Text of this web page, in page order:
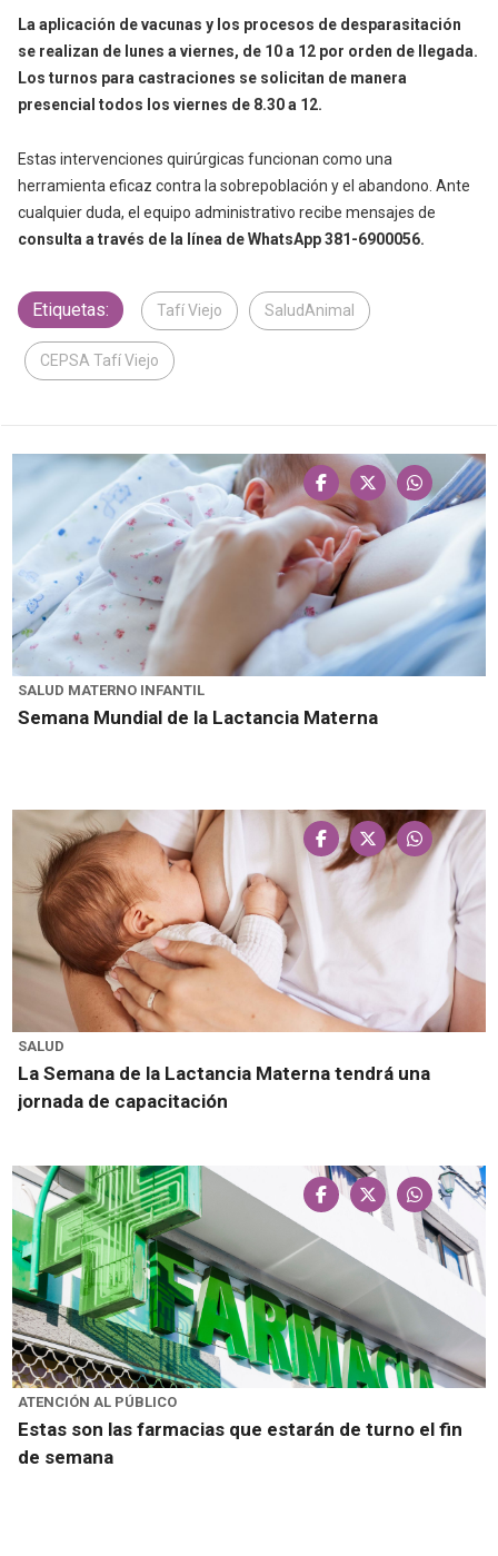
La aplicación de vacunas y los procesos de desparasitación
se realizan de lunes a viernes, de 10 a 12 por orden de llegada.
Los turnos para castraciones se solicitan de manera
presencial todos los viernes de 8.30 a 12.
Estas intervenciones quirúrgicas funcionan como una
herramienta eficaz contra la sobrepoblación y el abandono. Ante
cualquier duda, el equipo administrativo recibe mensajes de
consulta a través de la línea de WhatsApp 381-6900056.
Etiquetas: Tafí Viejo SaludAnimal
CEPSA Tafí Viejo
SALUD MATERNO INFANTIL
Semana Mundial de la Lactancia Materna
SALUD
La Semana de la Lactancia Materna tendrá una
jornada de capacitación
ATENCIÓN AL PÚBLICO
Estas son las farmacias que estarán de turno el fin
de semana